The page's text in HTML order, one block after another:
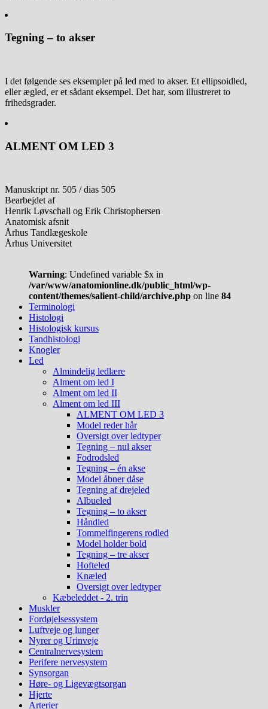
Tegning – to akser
I det følgende ses eksempler på led med to akser. Et ellipsoidled,
eller ægled, er et sådant eksempel. Det har, som illustreret to
frihedsgrader.
ALMENT OM LED 3
Manuskript nr. 505 / dias 505
Bearbejdet af
Henrik Løvschall og Erik Christophersen
Anatomisk afsnit
Århus Tandlægeskole
Århus Universitet
Warning: Undefined variable $x in
/var/www/anatomionline.dk/public_html/wp-
content/themes/salient-child/archive.php on line 84
Terminologi
Histologi
Histologisk kursus
Tandhistologi
Knogler
Led
Almindelig ledlære
Alment om led I
Alment om led II
Alment om led III
ALMENT OM LED 3
Model reder hår
Oversigt over ledtyper
Tegning – nul akser
Fodrodsled
Tegning – én akse
Model åbner dåse
Tegning af drejeled
Albueled
Tegning – to akser
Håndled
Tommelfingerens rodled
Model holder bold
Tegning – tre akser
Hofteled
Knæled
Oversigt over ledtyper
Kæbeleddet - 2. trin
Muskler
Fordøjelsessystem
Luftveje og lunger
Nyrer og Urinveje
Centralnervesystem
Perifere nervesystem
Synsorgan
Høre- og Ligevægtsorgan
Hjerte
Arterier